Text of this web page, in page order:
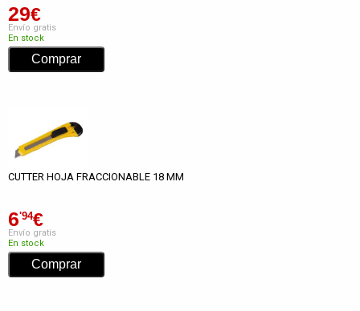
29€
Envío gratis
En stock
CUTTER HOJA FRACCIONABLE 18 MM
6'94€
Envío gratis
En stock